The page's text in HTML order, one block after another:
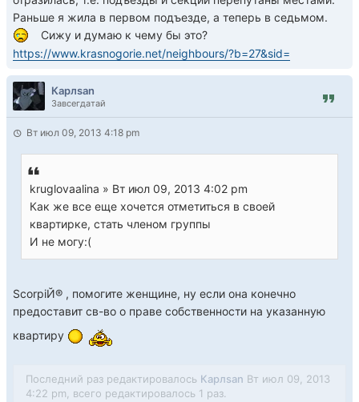
Раньше я жила в первом подъезде, а теперь в седьмом.
Сижу и думаю к чему бы это?
https://www.krasnogorie.net/neighbours/?b=27&sid=
Карлsan
Завсегдатай
Вт июл 09, 2013 4:18 pm
kruglovaalina » Вт июл 09, 2013 4:02 pm
Как же все еще хочется отметиться в своей
квартирке, стать членом группы
И не могу:(
ScorpiЙ® , помогите женщине, ну если она конечно
предоставит св-во о праве собственности на указанную
квартиру
Последний раз редактировалось Карлsan Вт июл 09, 2013
4:22 pm, всего редактировалось 1 раз.